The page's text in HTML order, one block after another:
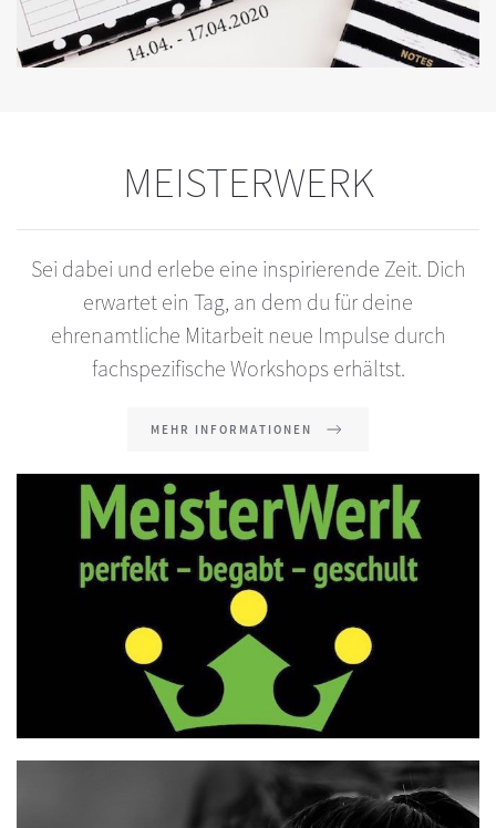
MEISTERWERK
Sei dabei und erlebe eine inspirierende Zeit. Dich
erwartet ein Tag, an dem du für deine
ehrenamtliche Mitarbeit neue Impulse durch
fachspezifische Workshops erhältst.
MEHR INFORMATIONEN